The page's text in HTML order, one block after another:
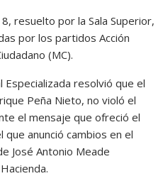
resuelto por la Sala Superior,
por los partidos Acción
(MC).
Especializada resolvió que el
Peña Nieto, no violó el
el mensaje que ofreció el
anunció cambios en el
José Antonio Meade